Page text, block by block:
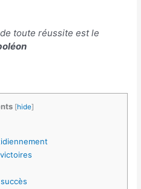
toute réussite est le
[hide]